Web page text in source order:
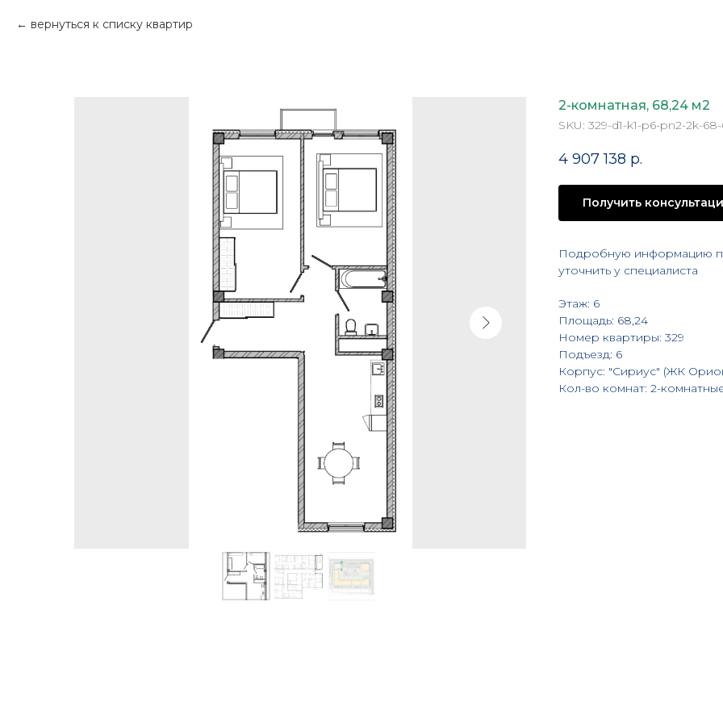
вернуться к списку квартир
2-комнатная, 68,24 м2
SKU: 329-d1-k1-p6-pn2-2k-
4 907 138 р.
Получить
Подробную информацию
уточнить у специалиста
Этаж: 6
Площадь: 68,24
Номер квартиры: 329
Подъезд: 6
Корпус: "Сириус" (ЖК
Кол-во комнат: 2-